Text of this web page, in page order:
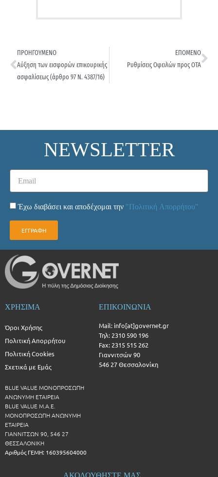
ΠΡΟΗΓΟΥΜΕΝΟ
Αύξηση των εισφορών επικουρικής
ασφαλίσεως (άρθρο 97 Ν. 4387/16)
ΕΠΟΜΕΝΟ
Ρυθμίσεις Οφειλών προς ΟΤΑ
NEWSLETTER
Έχω διαβάσει και αποδέχομαι την "Πολιτική Απορρήτου"
ΕΓΓΡΑΦΗ
ΧΡΗΣΙΜΑ
Όροι Χρήσης
Πολιτική Απορρήτου
Πολιτική Cookies
Σχετικά με Εμάς
BLUE VALUE ΜΟΝΟΠΡΟΣΩΠΗ
ΑΝΩΝΥΜΗ ΕΤΑΙΡΕΙΑ
BLUE VALUE Μ.Α.Ε.
ΜΟΝΟΠΡΟΣΩΠΗ ΑΝΩΝΥΜΗ
ΕΤΑΙΡΕΙΑ
ΓΙΑΝΝΙΤΣΩΝ 90, 546 27
ΘΕΣΣΑΛΟΝΙΚΗ
Αριθμός ΓΕΜΗ: 160395604000
ΕΠΙΚΟΙΝΩΝΙΑ
Mail: info[at]governet.gr
Τηλ: 2310 590 196
Fax: 2315 515 262
Γιαννιτσών 90
546 27 Θεσσαλονίκη